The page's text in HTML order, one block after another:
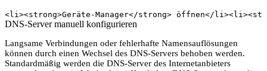
<li><strong>Geräte-Manager</strong> öffnen</
DNS-Server manuell konfigurieren
Langsame Verbindungen oder fehlerhafte Namensauflösungen
können durch einen Wechsel des DNS-Servers behoben werden.
Standardmäßig werden die DNS-Server des Internetanbieters